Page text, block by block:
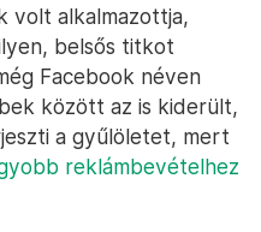
volt alkalmazottja,
belsős titkot
Facebook néven
között az is kiderült,
a gyűlöletet, mert
reklámbevételhez